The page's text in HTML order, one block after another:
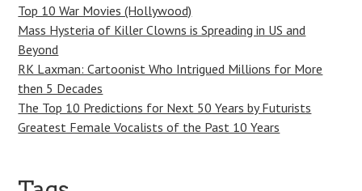
Top 10 War Movies (Hollywood)
Mass Hysteria of Killer Clowns is Spreading in US and
Beyond
RK Laxman: Cartoonist Who Intrigued Millions for More
then 5 Decades
The Top 10 Predictions for Next 50 Years by Futurists
Greatest Female Vocalists of the Past 10 Years